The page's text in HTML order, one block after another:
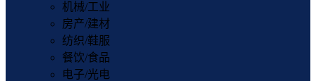
机械/工业
房产/建材
纺织/鞋服
餐饮/食品
电子/光电